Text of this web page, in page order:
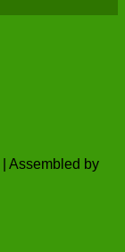
| Assembled by